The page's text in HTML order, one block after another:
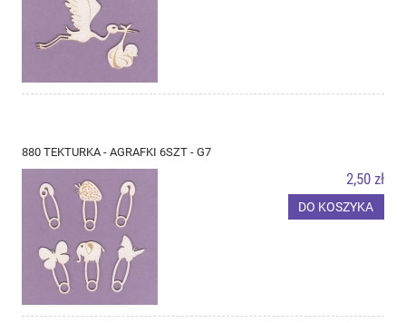
880 TEKTURKA - AGRAFKI 6SZT - G7
2,50 zł
DO KOSZYKA